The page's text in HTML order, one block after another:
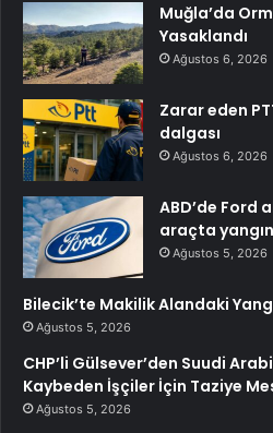
Muğla’da
Yasaklandı
Ağustos 6, 2026
Zarar eden
dalgası
Ağustos 6, 2026
ABD’de Ford
araçta
Ağustos 5, 2026
Bilecik’te Makilik Alandaki
Ağustos 5, 2026
CHP’li Gülsever’den Suudi
Kaybeden İşçiler İçin Taziye
Ağustos 5, 2026